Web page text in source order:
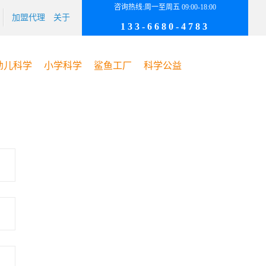
加盟代理 关于
咨询热线:周一至周五 09:00-18:00
133-6680-4783
儿科学 小学科学 鲨鱼工厂 科学公益